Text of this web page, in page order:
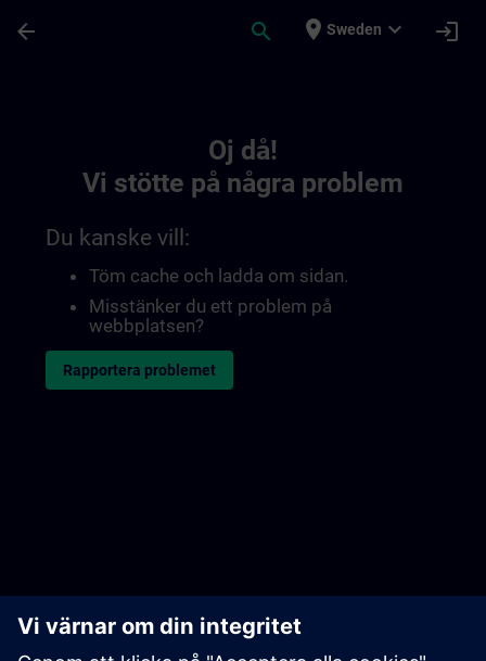
arrow_back search place Sweden expand_more login
Oj då!
Vi stötte på några problem
Du kanske vill:
Töm cache och ladda om sidan.
Misstänker du ett problem på
webbplatsen?
Rapportera problemet